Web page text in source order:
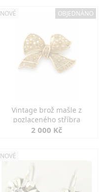
NOVÉ OBJEDNÁNO
Vintage brož mašle z
pozlaceného stříbra
2 000 Kč
NOVÉ